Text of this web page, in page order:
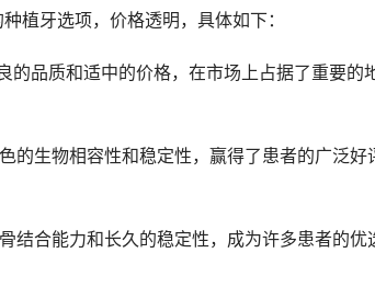
植牙选项，价格透明，具体如下：